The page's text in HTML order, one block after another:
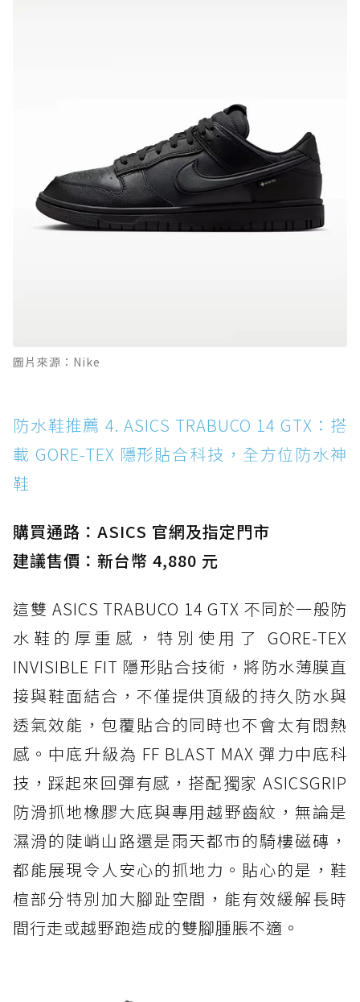
圖片來源：Nike
防水鞋推薦 4. ASICS TRABUCO 14 GTX：搭
載 GORE-TEX 隱形貼合科技，全方位防水神
鞋
購買通路：ASICS 官網及指定門市
建議售價：新台幣 4,880 元
這雙 ASICS TRABUCO 14 GTX 不同於一般防
水鞋的厚重感，特別使用了 GORE-TEX
INVISIBLE FIT 隱形貼合技術，將防水薄膜直
接與鞋面結合，不僅提供頂級的持久防水與
透氣效能，包覆貼合的同時也不會太有悶熱
感。中底升級為 FF BLAST MAX 彈力中底科
技，踩起來回彈有感，搭配獨家 ASICSGRIP
防滑抓地橡膠大底與專用越野齒紋，無論是
濕滑的陡峭山路還是雨天都市的騎樓磁磚，
都能展現令人安心的抓地力。貼心的是，鞋
楦部分特別加大腳趾空間，能有效緩解長時
間行走或越野跑造成的雙腳腫脹不適。